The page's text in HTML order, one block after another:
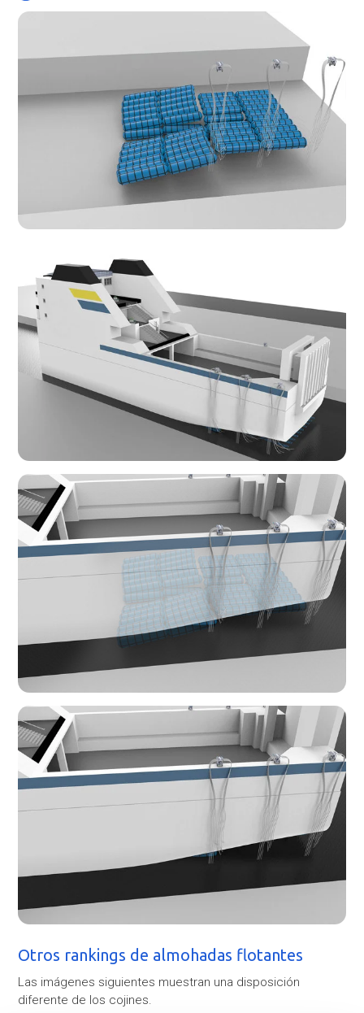
Otros rankings de almohadas flotantes
Las imágenes siguientes muestran una disposición
diferente de los cojines.